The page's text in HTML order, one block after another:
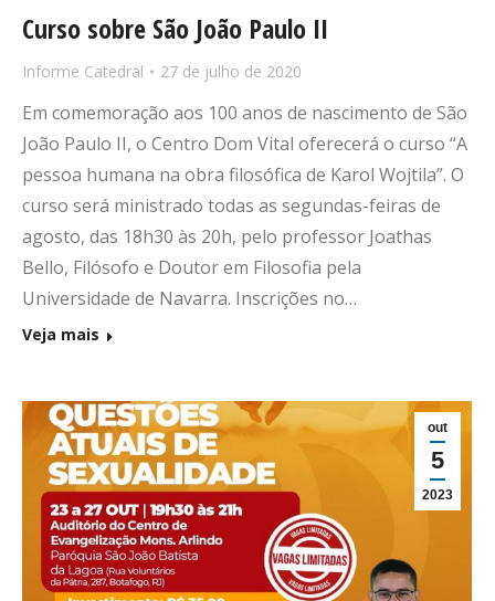
Curso sobre São João Paulo II
Informe Catedral 27 de julho de 2020
Em comemoração aos 100 anos de nascimento de São
João Paulo II, o Centro Dom Vital oferecerá o curso “A
pessoa humana na obra filosófica de Karol Wojtila”. O
curso será ministrado todas as segundas-feiras de
agosto, das 18h30 às 20h, pelo professor Joathas
Bello, Filósofo e Doutor em Filosofia pela
Universidade de Navarra. Inscrições no…
Veja mais
out
5
2023